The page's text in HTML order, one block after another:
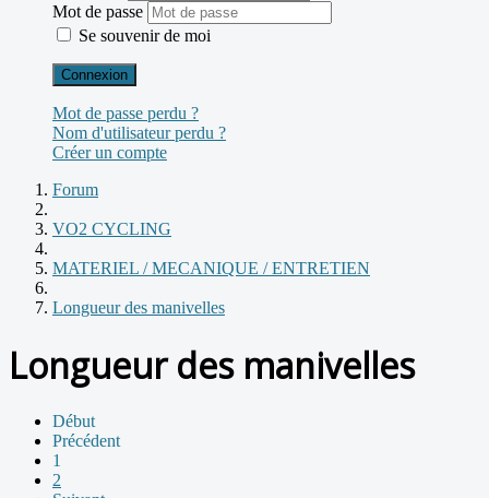
Mot de passe
Se souvenir de moi
Connexion
Mot de passe perdu ?
Nom d'utilisateur perdu ?
Créer un compte
Forum
VO2 CYCLING
MATERIEL / MECANIQUE / ENTRETIEN
Longueur des manivelles
Longueur des manivelles
Début
Précédent
1
2